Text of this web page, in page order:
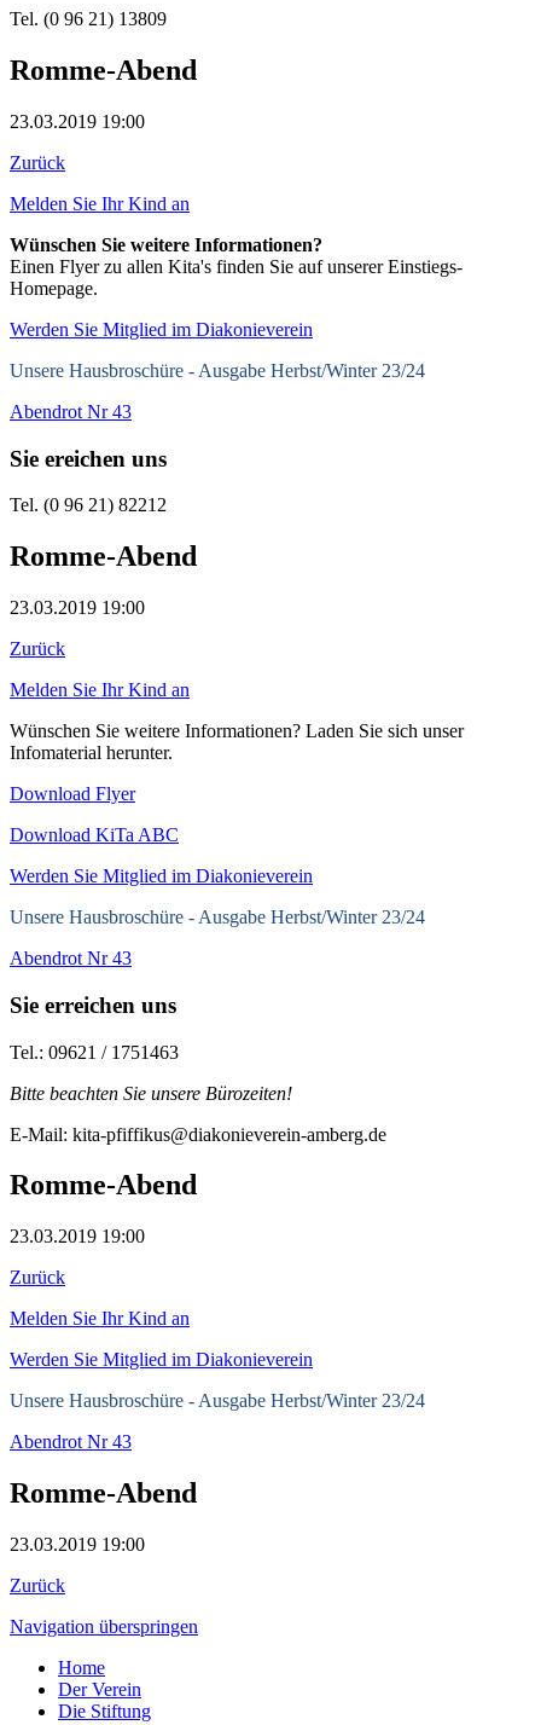
Tel. (0 96 21) 13809
Romme-Abend
23.03.2019 19:00
Zurück
Melden Sie Ihr Kind an
Wünschen Sie weitere Informationen?
Einen Flyer zu allen Kita's finden Sie auf unserer Einstiegs-
Homepage.
Werden Sie Mitglied im Diakonieverein
Unsere Hausbroschüre - Ausgabe Herbst/Winter 23/24
Abendrot Nr 43
Sie ereichen uns
Tel. (0 96 21) 82212
Romme-Abend
23.03.2019 19:00
Zurück
Melden Sie Ihr Kind an
Wünschen Sie weitere Informationen? Laden Sie sich unser
Infomaterial herunter.
Download Flyer
Download KiTa ABC
Werden Sie Mitglied im Diakonieverein
Unsere Hausbroschüre - Ausgabe Herbst/Winter 23/24
Abendrot Nr 43
Sie erreichen uns
Tel.: 09621 / 1751463
Bitte beachten Sie unsere Bürozeiten!
E-Mail: kita-pfiffikus@diakonieverein-amberg.de
Romme-Abend
23.03.2019 19:00
Zurück
Melden Sie Ihr Kind an
Werden Sie Mitglied im Diakonieverein
Unsere Hausbroschüre - Ausgabe Herbst/Winter 23/24
Abendrot Nr 43
Romme-Abend
23.03.2019 19:00
Zurück
Navigation überspringen
Home
Der Verein
Die Stiftung